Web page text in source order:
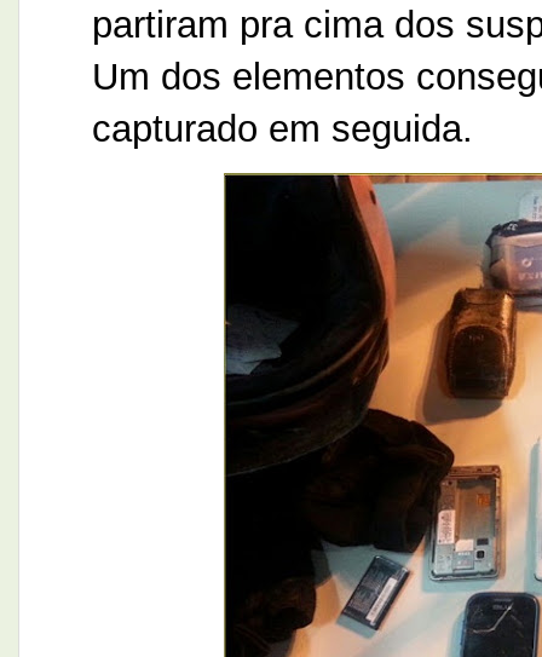
partiram pra cima dos
Um dos elementos
capturado em seguida.